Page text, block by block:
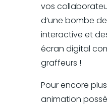
vos
d’une bombe
interactive et
écran digital
graffeurs !
Pour encore
animation